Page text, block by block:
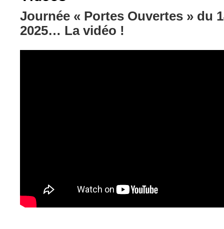
Journée « Portes Ouvertes » du
2025… La vidéo !